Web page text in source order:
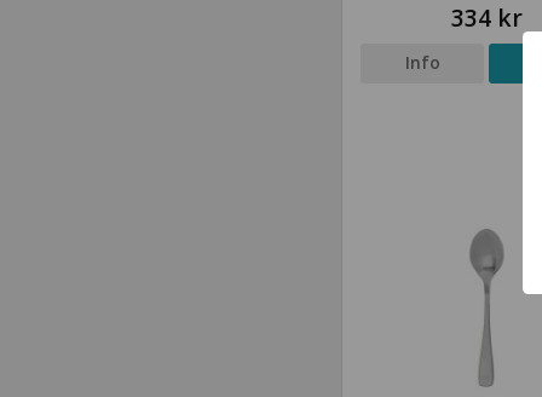
334 kr
Info